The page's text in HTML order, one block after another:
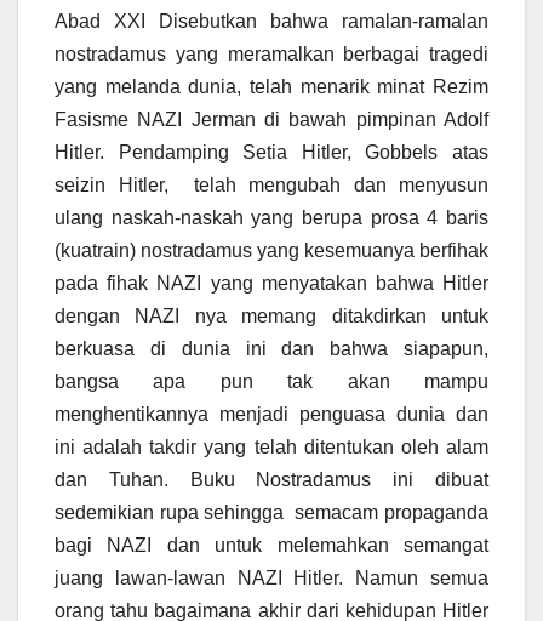
Abad XXI Disebutkan bahwa ramalan-ramalan
nostradamus yang meramalkan berbagai tragedi
yang melanda dunia, telah menarik minat Rezim
Fasisme NAZI Jerman di bawah pimpinan Adolf
Hitler. Pendamping Setia Hitler, Gobbels atas
seizin Hitler, telah mengubah dan menyusun
ulang naskah-naskah yang berupa prosa 4 baris
(kuatrain) nostradamus yang kesemuanya berfihak
pada fihak NAZI yang menyatakan bahwa Hitler
dengan NAZI nya memang ditakdirkan untuk
berkuasa di dunia ini dan bahwa siapapun,
bangsa apa pun tak akan mampu
menghentikannya menjadi penguasa dunia dan
ini adalah takdir yang telah ditentukan oleh alam
dan Tuhan. Buku Nostradamus ini dibuat
sedemikian rupa sehingga semacam propaganda
bagi NAZI dan untuk melemahkan semangat
juang lawan-lawan NAZI Hitler. Namun semua
orang tahu bagaimana akhir dari kehidupan Hitler